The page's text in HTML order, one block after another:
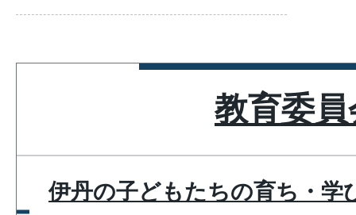
教育委員
伊丹の子どもたちの育ち・学